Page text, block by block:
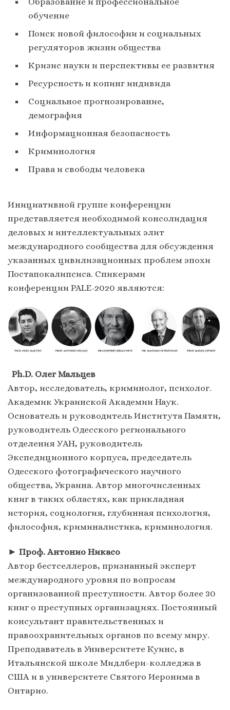
обучение
Поиск новой философии и социальных
регуляторов жизни общества
Кризис науки и перспективы ее развития
Ресурсность и копинг индивида
Социальное прогнозирование,
демография
Информационная безопасность
Криминология
Права и свободы человека
Инициативной группе конференции
представляется необходимой консолидация
деловых и интеллектуальных элит
международного сообщества для обсуждения
указанных цивилизационных проблем эпохи
Постапокалипсиса. Спикерами
конференции PALE-2020 являются:
Ph.D. Олег Мальцев
Автор, исследователь, криминолог, психолог.
Академик Украинской Академии Наук.
Основатель и руководитель Института Памяти,
руководитель Одесского регионального
отделения УАН, руководитель
Экспедиционного корпуса, председатель
Одесского фотографического научного
общества, Украина. Автор многочисленных
книг в таких областях, как прикладная
история, социология, глубинная психология,
философия, криминалистика, криминология.
► Проф. Антонио Никасо
Автор бестселлеров, признанный эксперт
международного уровня по вопросам
организованной преступности. Автор более 30
книг о преступных организациях. Постоянный
консультант правительственных и
правоохранительных органов по всему миру.
Преподаватель в Университете Куинс, в
Итальянской школе Мидлбери-колледжа в
США и в университете Святого Иеронима в
Онтарио.